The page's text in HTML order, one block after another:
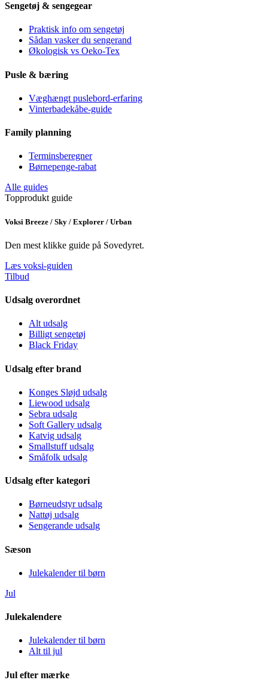
Sengetøj & sengegear
Praktisk info om sengetøj
Sådan vasker du sengerand
Økologisk vs Oeko-Tex
Pusle & bæring
Væghængt puslebord-erfaring
Vinterbadekåbe-guide
Family planning
Terminsberegner
Børnepenge-rabat
Alle guides
Topprodukt guide
Voksi Breeze / Sky / Explorer / Urban
Den mest klikke guide på Sovedyret.
Læs voksi-guiden
Tilbud
Udsalg overordnet
Alt udsalg
Billigt sengetøj
Black Friday
Udsalg efter brand
Konges Sløjd udsalg
Liewood udsalg
Sebra udsalg
Soft Gallery udsalg
Katvig udsalg
Smallstuff udsalg
Småfolk udsalg
Udsalg efter kategori
Børneudstyr udsalg
Nattøj udsalg
Sengerande udsalg
Sæson
Julekalender til børn
Jul
Julekalendere
Julekalender til børn
Alt til jul
Jul efter mærke